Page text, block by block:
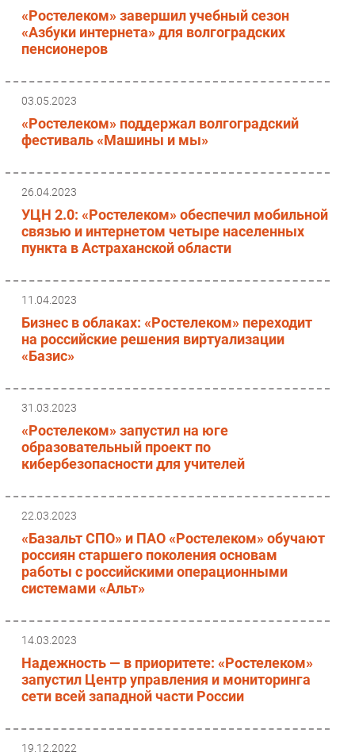
«Ростелеком» завершил учебный сезон
«Азбуки интернета» для волгоградских
пенсионеров
03.05.2023
«Ростелеком» поддержал волгоградский
фестиваль «Машины и мы»
26.04.2023
УЦН 2.0: «Ростелеком» обеспечил мобильной
связью и интернетом четыре населенных
пункта в Астраханской области
11.04.2023
Бизнес в облаках: «Ростелеком» переходит
на российские решения виртуализации
«Базис»
31.03.2023
«Ростелеком» запустил на юге
образовательный проект по
кибербезопасности для учителей
22.03.2023
«Базальт СПО» и ПАО «Ростелеком» обучают
россиян старшего поколения основам
работы с российскими операционными
системами «Альт»
14.03.2023
Надежность — в приоритете: «Ростелеком»
запустил Центр управления и мониторинга
сети всей западной части России
19.12.2022